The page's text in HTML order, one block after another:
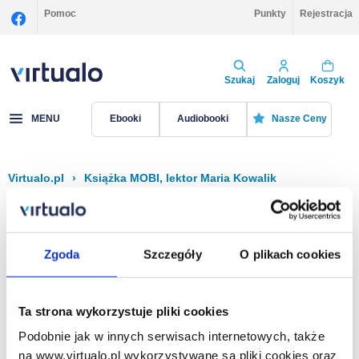
Zgoda Szczegóły O plikach cookies
Ta strona wykorzystuje pliki cookies
Podobnie jak w innych serwisach internetowych, także
na www.virtualo.pl wykorzystywane są pliki cookies oraz
Pomoc Punkty Rejestracja
Szukaj Zaloguj Koszyk
MENU Ebooki Audiobooki Nasze Ceny
Virtualo.pl › Książka MOBI, lektor Maria Kowalik
Filtruj Sortuj
Na stronie